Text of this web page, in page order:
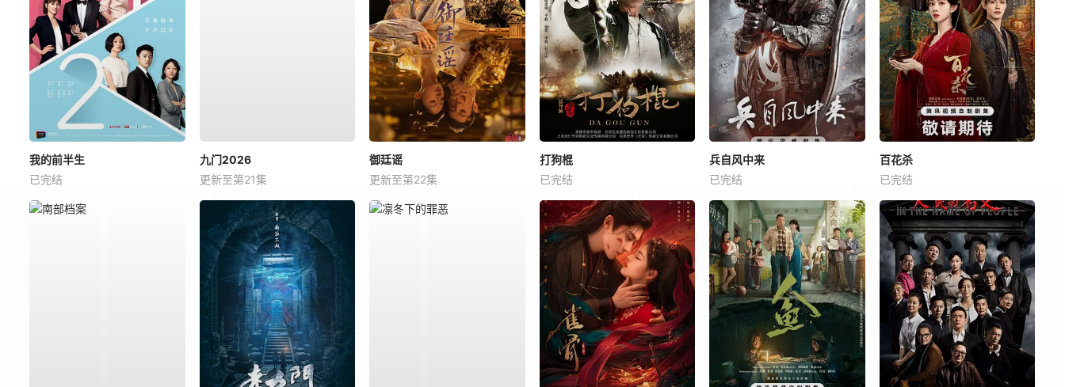
我的前半生
已完结
九门2026
更新至第21集
御廷谣
更新至第22集
打狗棍
已完结
兵自风中来
已完结
百花杀
已完结